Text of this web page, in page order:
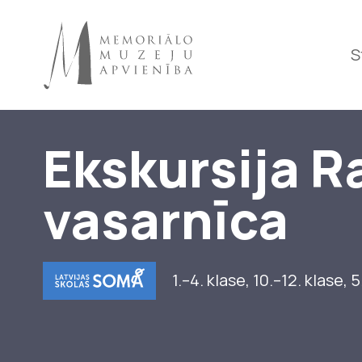
Raiņa
Ekskursija
vasarnīca
1.–4. klase, 10.–12. klase,